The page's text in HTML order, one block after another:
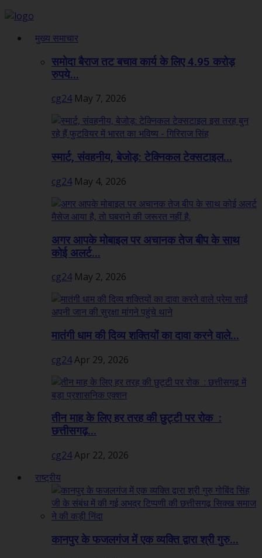
मुख्य समाचार
समोदा बैराज तट बचाव कार्य के लिए 4.95 करोड़
रुपये...
cg24 May 7, 2026
स्मार्ट, संवहनीय, बेजोड़: टेक्निकल टेक्सटाइल...
cg24 May 4, 2026
अगर आपके मोबाइल पर अचानक तेज बीप के साथ
कोई अलर्ट...
cg24 May 2, 2026
मातंगी धाम की दिव्य शक्तियों का दावा करने वाले...
cg24Apr 29, 2026
तीन माह के लिए हर तरह की छुट्टी पर रोक :
छत्तीसगढ़...
cg24Apr 22, 2026
राष्ट्रीय
कानपुर के फजलगंज में एक व्यक्ति द्वारा श्री गुरु...